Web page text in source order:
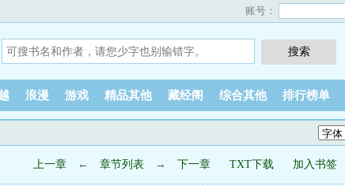
账号：
浪漫 游戏 精品其他 藏经阁 综合其他 排行榜单
上一章 ← 章节列表 → 下一章 TXT下载 加入书签